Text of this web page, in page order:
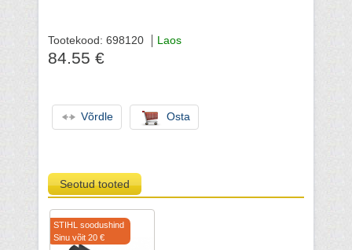
Tootekood: 698120 Laos
84.55 €
Võrdle Osta
Seotud tooted
STIHL soodushind
Sinu võit 20 €